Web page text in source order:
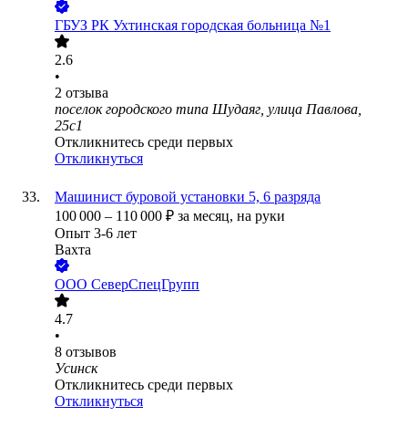
ГБУЗ РК Ухтинская городская больница №1
2.6
•
2 отзыва
поселок городского типа Шудаяг, улица Павлова,
25с1
Откликнитесь среди первых
Откликнуться
Машинист буровой установки 5, 6 разряда
100 000 – 110 000 ₽ за месяц, на руки
Опыт 3-6 лет
Вахта
ООО СеверСпецГрупп
4.7
•
8 отзывов
Усинск
Откликнитесь среди первых
Откликнуться